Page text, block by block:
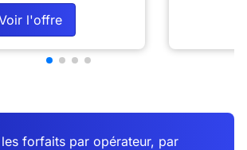
l'offre
forfaits par opérateur, par